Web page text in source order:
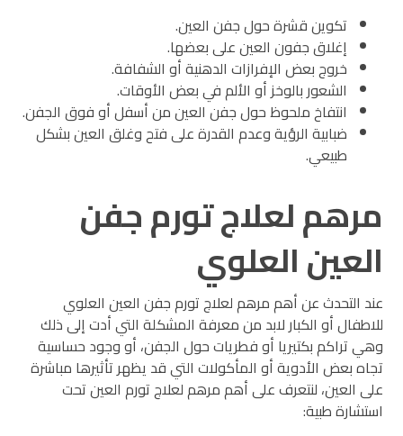
تكوين قشرة حول جفن العين.
إغلاق جفون العين على بعضها.
خروج بعض الإفرازات الدهنية أو الشفافة.
الشعور بالوخز أو الألم في بعض الأوقات.
انتفاخ ملحوظ حول جفن العين من أسفل أو فوق الجفن.
ضبابية الرؤية وعدم القدرة على فتح وغلق العين بشكل
طبيعي.
مرهم لعلاج تورم جفن
العين العلوي
عند التحدث عن أهم مرهملعلاج تورم جفن العين العلوي
للاطفالأو الكبار لابد من معرفة المشكلة التي أدت إلى ذلك
وهي تراكم بكتيريا أو فطريات حول الجفن، أو وجود حساسية
تجاه بعض الأدوية أو المأكولات التي قد يظهر تأثيرها مباشرة
على العين، لنتعرف على أهممرهم لعلاج تورم العينتحت
استشارة طبية: